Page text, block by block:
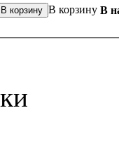
В корзину В